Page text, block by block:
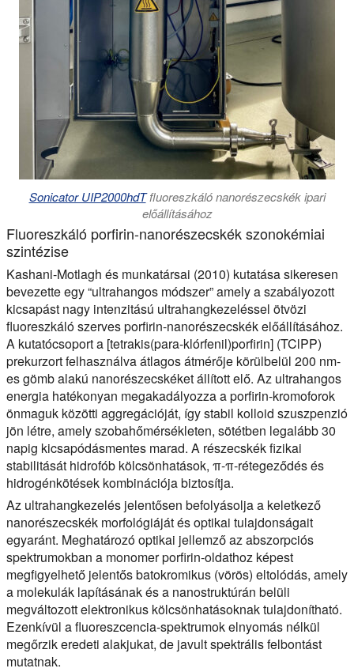
Sonicator UIP2000hdTfluoreszkáló nanorészecskék ipari
előállításához
Fluoreszkáló porfirin-nanorészecskék szonokémiai
szintézise
Kashani-Motlagh és munkatársai (2010) kutatása sikeresen
bevezette egy “ultrahangos módszer” amely a szabályozott
kicsapást nagy intenzitású ultrahangkezeléssel ötvözi
fluoreszkáló szerves porfirin-nanorészecskék előállításához.
A kutatócsoport a [tetrakis(para-klórfenil)porfirin] (TClPP)
prekurzort felhasználva átlagos átmérője körülbelül 200 nm-
es gömb alakú nanorészecskéket állított elő. Az ultrahangos
energia hatékonyan megakadályozza a porfirin-kromoforok
önmaguk közötti aggregációját, így stabil kolloid szuszpenzió
jön létre, amely szobahőmérsékleten, sötétben legalább 30
napig kicsapódásmentes marad. A részecskék fizikai
stabilitását hidrofób kölcsönhatások, π-π-rétegeződés és
hidrogénkötések kombinációja biztosítja.
Az ultrahangkezelés jelentősen befolyásolja a keletkező
nanorészecskék morfológiáját és optikai tulajdonságait
egyaránt. Meghatározó optikai jellemző az abszorpciós
spektrumokban a monomer porfirin-oldathoz képest
megfigyelhető jelentős batokromikus (vörös) eltolódás, amely
a molekulák lapításának és a nanostruktúrán belüli
megváltozott elektronikus kölcsönhatásoknak tulajdonítható.
Ezenkívül a fluoreszcencia-spektrumok elnyomás nélkül
megőrzik eredeti alakjukat, de javult spektrális felbontást
mutatnak.